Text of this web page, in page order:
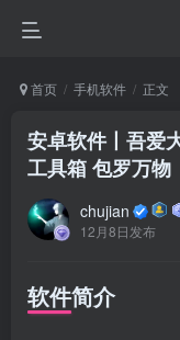
首页 手机软件 正文
安卓软件丨吾爱
工具箱 包罗万物
chujian
12月8日发布
软件简介